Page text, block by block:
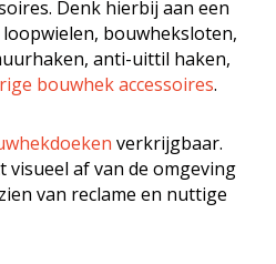
Denk hierbij aan een
loopwielen, bouwheksloten,
anti-uittil haken,
bouwhek accessoires.
verkrijgbaar.
visueel af van de omgeving
van reclame en nuttige